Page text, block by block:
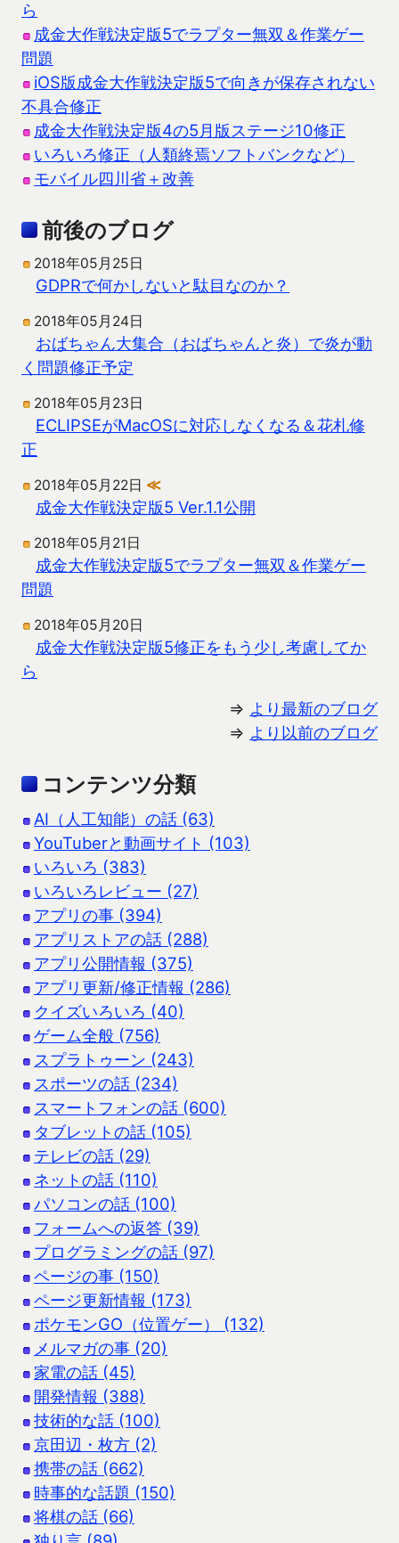
ら
成金大作戦決定版5でラプター無双＆作業ゲー
問題
iOS版成金大作戦決定版5で向きが保存されない
不具合修正
成金大作戦決定版4の5月版ステージ10修正
いろいろ修正（人類終焉ソフトバンクなど）
モバイル四川省＋改善
前後のブログ
2018年05月25日
GDPRで何かしないと駄目なのか？
2018年05月24日
おばちゃん大集合（おばちゃんと炎）で炎が動
く問題修正予定
2018年05月23日
ECLIPSEがMacOSに対応しなくなる＆花札修
正
2018年05月22日 ≪
成金大作戦決定版5 Ver.1.1公開
2018年05月21日
成金大作戦決定版5でラプター無双＆作業ゲー
問題
2018年05月20日
成金大作戦決定版5修正をもう少し考慮してか
ら
⇒ より最新のブログ
⇒ より以前のブログ
コンテンツ分類
AI（人工知能）の話 (63)
YouTuberと動画サイト (103)
いろいろ (383)
いろいろレビュー (27)
アプリの事 (394)
アプリストアの話 (288)
アプリ公開情報 (375)
アプリ更新/修正情報 (286)
クイズいろいろ (40)
ゲーム全般 (756)
スプラトゥーン (243)
スポーツの話 (234)
スマートフォンの話 (600)
タブレットの話 (105)
テレビの話 (29)
ネットの話 (110)
パソコンの話 (100)
フォームへの返答 (39)
プログラミングの話 (97)
ページの事 (150)
ページ更新情報 (173)
ポケモンGO（位置ゲー） (132)
メルマガの事 (20)
家電の話 (45)
開発情報 (388)
技術的な話 (100)
京田辺・枚方 (2)
携帯の話 (662)
時事的な話題 (150)
将棋の話 (66)